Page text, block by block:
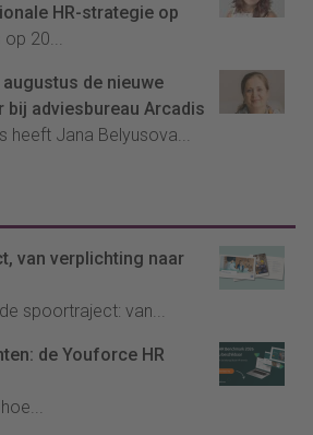
HR-strategie op
op 20...
de nieuwe
bij adviesbureau Arcadis
heeft Jana Belyusova...
van verplichting naar
spoortraject: van...
de Youforce HR